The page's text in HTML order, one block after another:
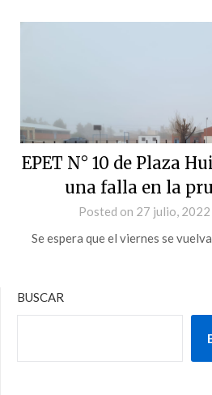
EPET N° 10 de Plaza
una falla en la
Posted on 27 julio, 2022
Se espera que el viernes se
BUSCAR